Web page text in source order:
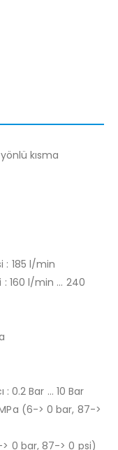
kısma
: 185 l/min
160 l/min … 240
: 0.2 Bar … 10 Bar
(6-> 0 bar, 87->
0 bar, 87-> 0 psi)